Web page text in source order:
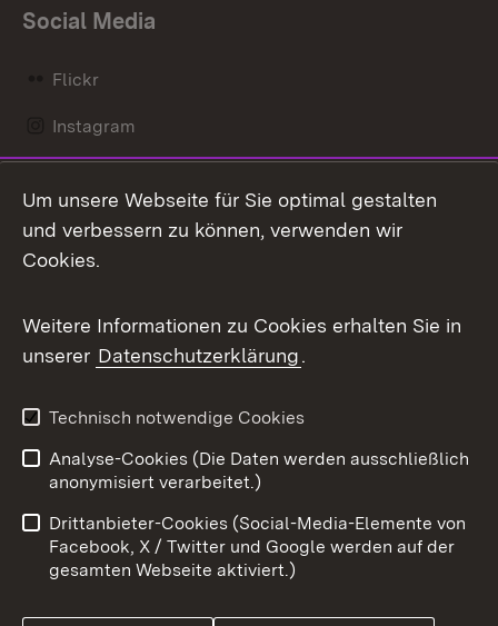
Social Media
Flickr
Instagram
Mastodon
Messenger
Social Wall
X / Twitter
Youtube
Benutzungshinweise
Barrierefreiheit
Datenschutz
Cookies
Um unsere Webseite für Sie optimal gestalten
und verbessern zu können, verwenden wir
Cookies.
Weitere Informationen zu Cookies erhalten Sie in
unserer Datenschutzerklärung.
Technisch notwendige Cookies
Analyse-Cookies (Die Daten werden ausschließlich
anonymisiert verarbeitet.)
Drittanbieter-Cookies (Social-Media-Elemente von
Facebook, X / Twitter und Google werden auf der
gesamten Webseite aktiviert.)